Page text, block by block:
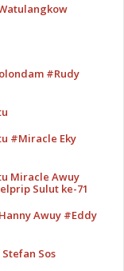
#Rudy
#Miracle Eky
Miracle Awuy
Sulut ke-71
Awuy #Eddy
Sos